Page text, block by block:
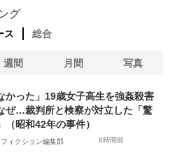
グ
ス 総合
週間 月間 写真
かった」19歳女子高生を強姦殺害
ぜ…裁判所と検察が対立した「驚
（昭和42年の事件）
ィクション編集部 8時間前